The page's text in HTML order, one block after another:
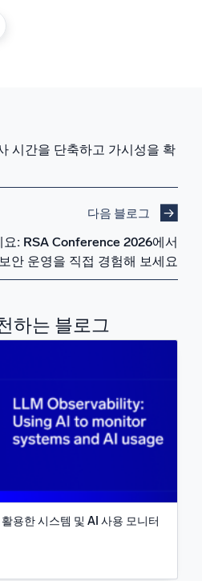
시간을 단축하고 가시성을 확
다음 블로그
: RSA Conference 2026에서
안 운영을 직접 경험해 보세요
하는 블로그
용한 시스템 및 AI 사용 모니터